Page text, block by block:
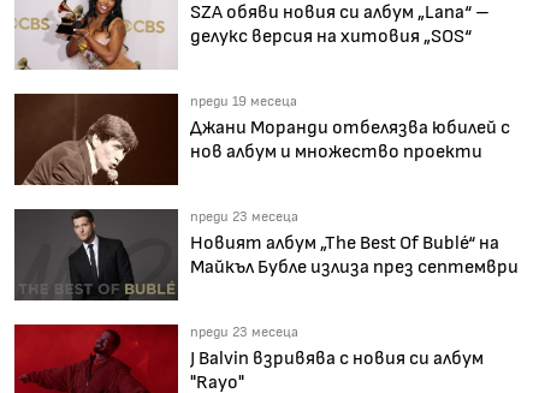
SZA обяви новия си албум „Lana“ –
делукс версия на хитовия „SOS“
преди 19 месеца
Джани Моранди отбелязва юбилей с
нов албум и множество проекти
преди 23 месеца
Новият албум „The Best Of Bublé“ на
Майкъл Бубле излиза през септември
преди 23 месеца
J Balvin взривява с новия си албум
"Rayo"